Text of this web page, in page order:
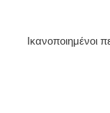
Ικανοποιημένοι